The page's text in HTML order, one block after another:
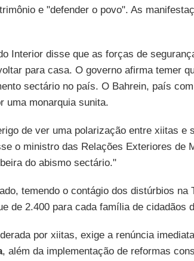
e "defender o povo". As
Interior disse que as forças de
para casa. O governo afirma temer
sectário no país. O Bahrein, país
uma monarquia sunita.
de ver uma polarização entre xiitas e
o ministro das Relações Exteriores de
do abismo sectário."
temendo o contágio dos distúrbios na
de 2.400 para cada família de cidadãos
por xiitas, exige a renúncia
, além da implementação de reformas